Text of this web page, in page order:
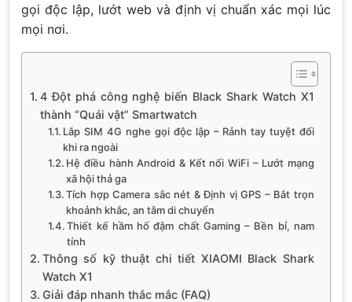
gọi độc lập, lướt web và định vị chuẩn xác mọi lúc
mọi nơi.
4 Đột phá công nghệ biến Black Shark Watch X1
thành “Quái vật” Smartwatch
Lắp SIM 4G nghe gọi độc lập – Rảnh tay tuyệt đối
khi ra ngoài
Hệ điều hành Android & Kết nối WiFi – Lướt mạng
xã hội thả ga
Tích hợp Camera sắc nét & Định vị GPS – Bắt trọn
khoảnh khắc, an tâm di chuyển
Thiết kế hầm hố đậm chất Gaming – Bền bỉ, nam
tính
Thông số kỹ thuật chi tiết XIAOMI Black Shark
Watch X1
Giải đáp nhanh thắc mắc (FAQ)